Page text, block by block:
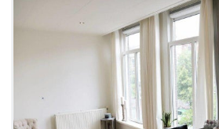
waarschijnlijk
Stekkies helpt
je hierbij!